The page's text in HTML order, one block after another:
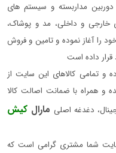
دوربین مداربسته و سیستم های
خارجی و داخلی، مد و پوشاک،
را آغاز نموده و تامین و فروش
قرار داده است
و تمامی کالاهای این سایت از
و همراه با ضمانت اصالت کالا
دغدغه اصلی مارال کیش
شما مشتری گرامی است که